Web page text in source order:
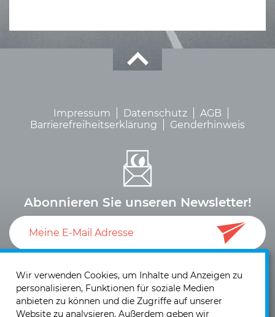
Impressum Datenschutz
AGB
Barrierefreiheitserklärung
Genderhinweis
Abonnieren Sie unseren Newsletter!
Einwilligung zum Versand von Neuigkeiten und
Informationen.
Wir verwenden Cookies, um Inhalte und Anzeigen zu
personalisieren, Funktionen für soziale Medien
anbieten zu können und die Zugriffe auf unserer
Website zu analysieren. Außerdem geben wir